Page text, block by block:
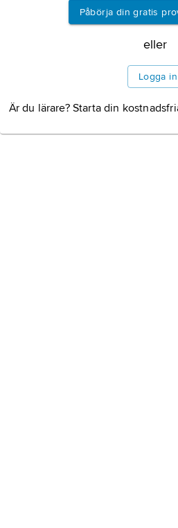
Påbörja din gratis
eller
Logga in
Är du lärare? Starta din